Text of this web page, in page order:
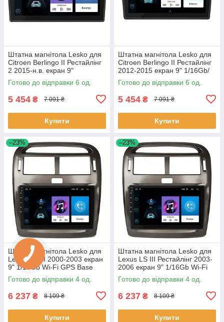
Штатна магнітола Lesko для
Citroen Berlingo II Рестайлінг
2 2015-н.в. екран 9"
1/16Gb/Wi-Fi GPS Optima 6шт
Готово до відправки 6 од.
5 454 ₴ 7 091 ₴
Купити
Штатна магнітола Lesko для
Citroen Berlingo II Рестайлінг
2012-2015 екран 9" 1/16Gb/
Wi-Fi GPS Optima 6шт
Готово до відправки 6 од.
5 454 ₴ 7 091 ₴
Купити
–23%
Штатна магнітола Lesko для
Lexus LS III 2000-2003 екран
9" 1/16Gb Wi-Fi GPS Base
Лексус 4 шт.
Готово до відправки 4 од.
6 237 ₴ 8 109 ₴
Купити
–23%
Штатна магнітола Lesko для
Lexus LS III Рестайлінг 2003-
2006 екран 9" 1/16Gb Wi-Fi
GPS Base 4 шт.
Готово до відправки 4 од.
6 237 ₴ 8 109 ₴
Купити